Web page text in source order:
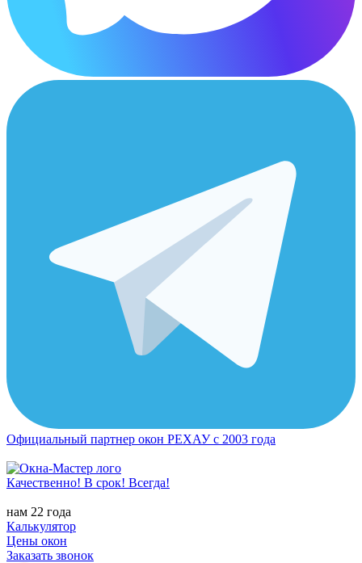
Официальный партнер окон РЕХАУ с 2003 года
Качественно! В срок! Всегда!
нам 22 года
Калькулятор
Цены окон
Заказать звонок